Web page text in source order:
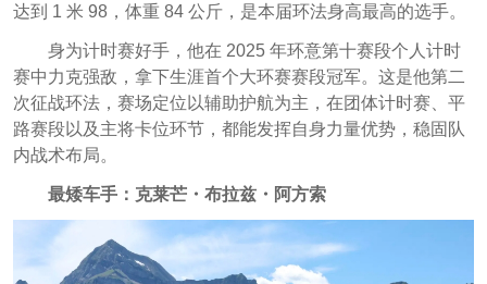
达到 1 米 98，体重 84 公斤，是本届环法身高最高的选手。
身为计时赛好手，他在 2025 年环意第十赛段个人计时
赛中力克强敌，拿下生涯首个大环赛赛段冠军。这是他第二
次征战环法，赛场定位以辅助护航为主，在团体计时赛、平
路赛段以及主将卡位环节，都能发挥自身力量优势，稳固队
内战术布局。
最矮车手：克莱芒・布拉兹・阿方索